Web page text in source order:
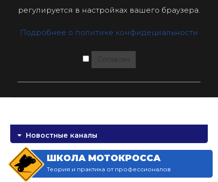
регулируется в настройках вашего браузера.
Подробнее о политике конфидециальности
Согласен
Новостные каналы
ШКОЛА МОТОКРОССА
Теория и практика от профессионалов